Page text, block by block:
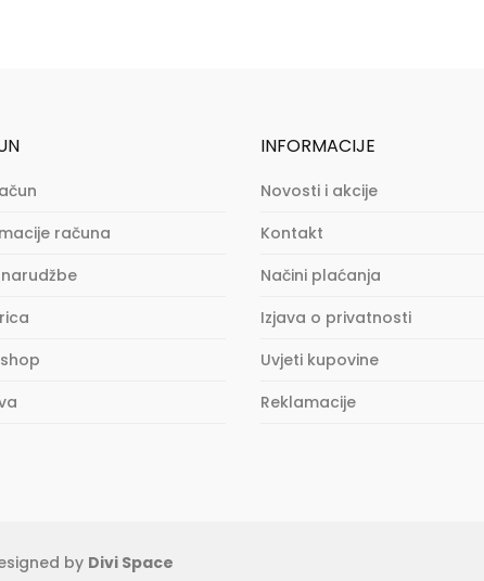
računa
INFORMACIJE
Novosti i akcije
Kontakt
Načini plaćanja
Izjava o privatnosti
Uvjeti kupovine
Reklamacije
by Divi Space